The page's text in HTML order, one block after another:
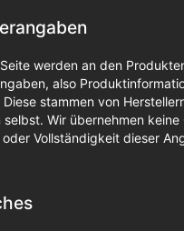
werden an den
also
stammen von
selbst. Wir übernehmen keine
Vollständigkeit dieser